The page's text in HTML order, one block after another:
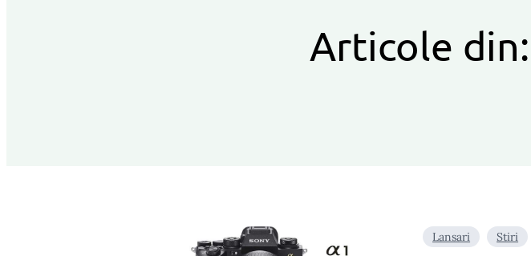
Articole din:
Lansari Stiri